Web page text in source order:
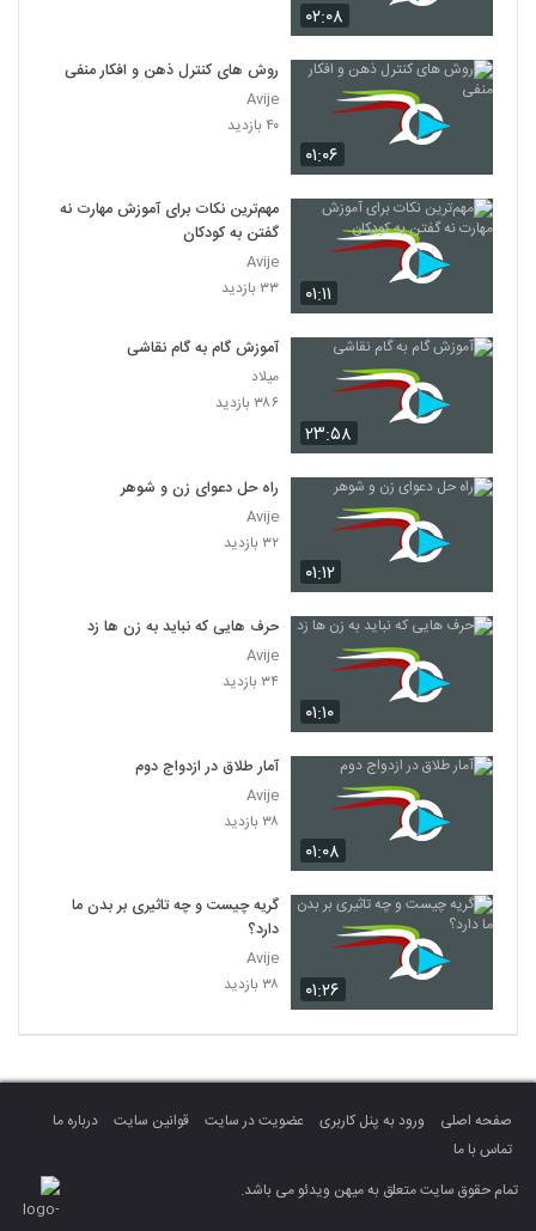
۰۲:۰۸
۰۱:۰۶
روش های کنترل ذهن و افکار منفی
Avije
۴۰ بازدید
۰۱:۱۱
مهم‌ترین نکات برای آموزش مهارت نه
گفتن به کودکان
Avije
۳۳ بازدید
۲۳:۵۸
آموزش گام به گام نقاشی
میلاد
۳۸۶ بازدید
۰۱:۱۲
راه حل دعوای زن و شوهر
Avije
۳۲ بازدید
۰۱:۱۰
حرف هایی که نباید به زن ها زد
Avije
۳۴ بازدید
۰۱:۰۸
آمار طلاق در ازدواج دوم
Avije
۳۸ بازدید
۰۱:۲۶
گریه چیست و چه تاثیری بر بدن ما
دارد؟
Avije
۳۸ بازدید
صفحه اصلی ورود به پنل کاربری عضویت در سایت قوانین سایت
درباره ما
تماس با ما
تمام حقوق سایت متعلق به میهن ویدئو می باشد.